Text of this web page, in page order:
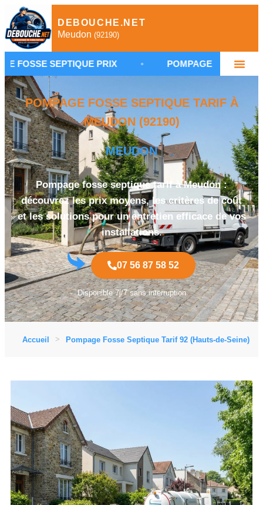
DEBOUCHE.NET
Meudon (92190)
PRIX • POMPAGE FOSSE SEPTIQUE
POMPAGE FOSSE SEPTIQUE TARIF À
MEUDON (92190)
MEUDON
Pompage fosse septique tarif à Meudon :
découvrez les prix moyens, les critères de coût
et les solutions pour un entretien efficace de vos
installations.
07 56 87 58 52
Disponible 7j/7 sans interruption
Accueil Pompage Fosse Septique Tarif 92 (Hauts-de-Seine)